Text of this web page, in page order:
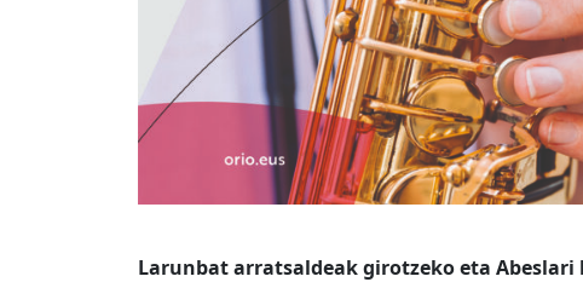
Larunbat arratsaldeak girotzeko eta